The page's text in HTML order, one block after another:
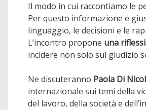
Il modo in cui raccontiamo le
Per questo informazione e
linguaggio, le decisioni e le
L’incontro propone una
incidere non solo sul giudizio
Ne discuteranno Paola Di
internazionale sui temi della
del lavoro, della società e